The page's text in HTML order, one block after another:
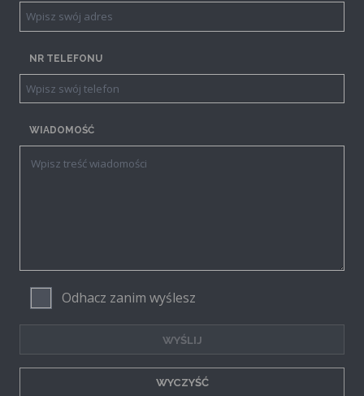
NR TELEFONU
WIADOMOŚĆ
Odhacz zanim wyślesz